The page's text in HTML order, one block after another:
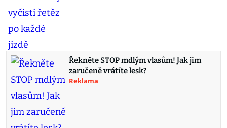
Řekněte STOP mdlým vlasům! Jak jim
zaručeně vrátíte lesk?
Reklama